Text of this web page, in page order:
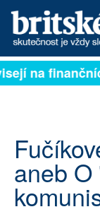
PŘIHLÁSIT
ARCHIV
ROZHOVORY
TÉMATA
na
aneb